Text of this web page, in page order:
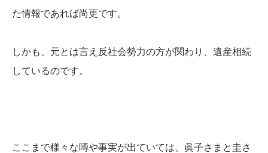
た情報であれば尚更です。
しかも、元とは言え反社会勢力の方が関わり、遺産相続
しているのです。
ここまで様々な噂や事実が出ていては、眞子さまと圭さ